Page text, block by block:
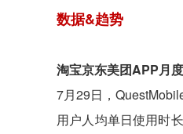
数据&趋势
淘宝京东美团APP月
7月29日，
用户人均单日使用时